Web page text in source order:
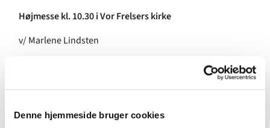
Denne hjemmeside bruger cookies
Højmesse kl. 10.30 i Vor Frelsers kirke
v/ Marlene Lindsten
12.30: Ankomst og velkomst i Stanleys Gaard samt mad